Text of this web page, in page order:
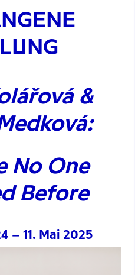
&
No One
Before
– 11. Mai 2025